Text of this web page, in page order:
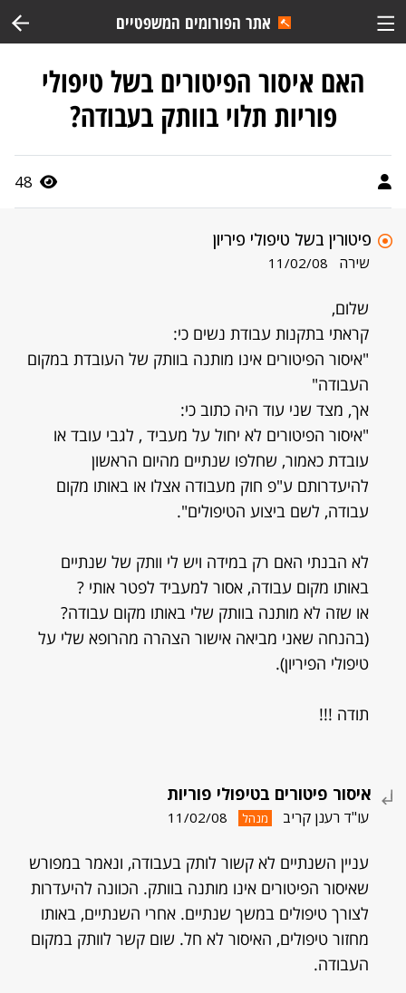
אתר הפורומים המשפטיים
האם איסור הפיטורים בשל טיפולי
פוריות תלוי בוותק בעבודה?
48
פיטורין בשל טיפולי פיריון
שירה 11/02/08
שלום,
קראתי בתקנות עבודת נשים כי:
"איסור הפיטורים אינו מותנה בוותק של העובדת במקום
העבודה"
אך, מצד שני עוד היה כתוב כי:
"איסור הפיטורים לא יחול על מעביד , לגבי עובד או
עובדת כאמור, שחלפו שנתיים מהיום הראשון
להיעדרותם ע"פ חוק מעבודה אצלו או באותו מקום
עבודה, לשם ביצוע הטיפולים".
לא הבנתי האם רק במידה ויש לי וותק של שנתיים
באותו מקום עבודה, אסור למעביד לפטר אותי ?
או שזה לא מותנה בוותק שלי באותו מקום עבודה?
(בהנחה שאני מביאה אישור הצהרה מהרופא שלי על
טיפולי הפיריון).
תודה !!!
איסור פיטורים בטיפולי פוריות
עו"ד רענן קריב מנהל 11/02/08
עניין השנתיים לא קשור לותק בעבודה, ונאמר במפורש
שאיסור הפיטורים אינו מותנה בוותק. הכוונה להיעדרות
לצורך טיפולים במשך שנתיים. אחרי השנתיים, באותו
מחזור טיפולים, האיסור לא חל. שום קשר לוותק במקום
העבודה.